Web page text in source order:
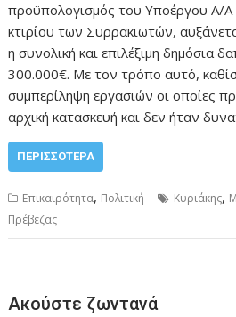
προϋπολογισμός του Υποέργου Α/Α
κτιρίου των Συρρακιωτών,
η συνολική και επιλέξιμη δημόσια
300.000€. Με τον τρόπο αυτό,
συμπερίληψη εργασιών οι οποίες
αρχική κατασκευή και δεν ήταν
ΠΕΡΙΣΣΌΤΕΡΑ
Επικαιρότητα, Πολιτική Κυριάκης,
Πρέβεζας
Ακούστε ζωντανά